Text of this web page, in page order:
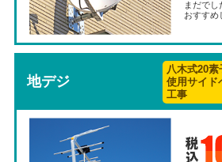
まだでし
おすすめ
地デジ
八木式20
使用サイド
工事